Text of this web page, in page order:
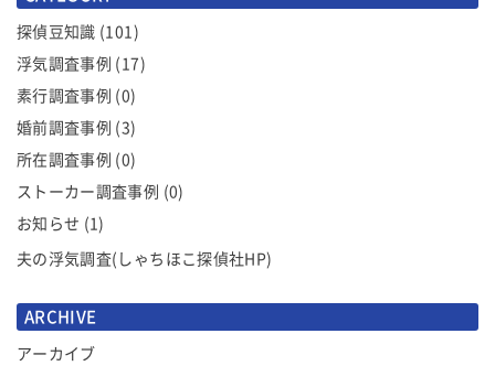
シ
ョ
ン
探偵豆知識 (101)
浮気調査事例 (17)
素行調査事例 (0)
婚前調査事例 (3)
所在調査事例 (0)
ストーカー調査事例 (0)
お知らせ (1)
夫の浮気調査(しゃちほこ探偵社HP)
ARCHIVE
アーカイブ